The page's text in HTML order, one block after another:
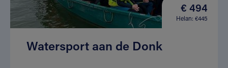
€ 494
Helan: €445
Watersport aan de Donk